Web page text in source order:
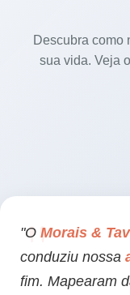
Descubra como
sua vida. Veja
"O Morais &
conduziu nossa
fim. Mapearam